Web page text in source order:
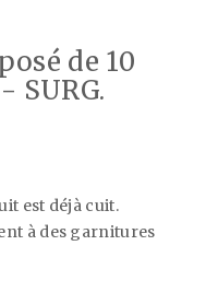
de 10
SURG.
est déjà cuit.
à des garnitures